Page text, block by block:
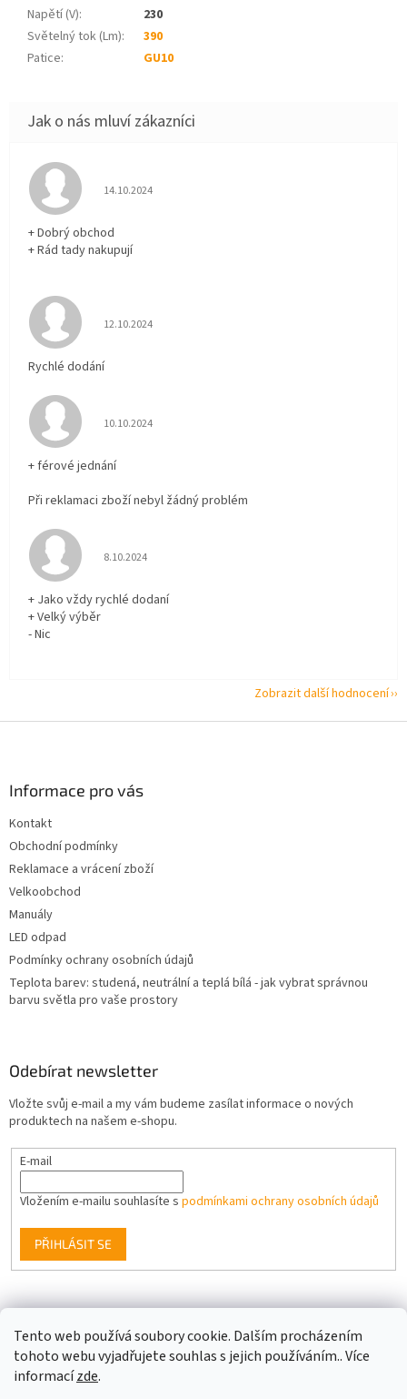
Tento web používá soubory cookie. Dalším procházením
tohoto webu vyjadřujete souhlas s jejich používáním.. Více
informacízde.
Napětí (V):
230
Světelný tok (Lm):
390
Patice: GU10
Hodnocení obchodu je 5 z 5 hvězdiček.
14.10.2024
+ Dobrý obchod
+ Rád tady nakupují
Hodnocení obchodu je 5 z 5 hvězdiček.
12.10.2024
Rychlé dodání
Hodnocení obchodu je 5 z 5 hvězdiček.
10.10.2024
+ férové jednání
Při reklamaci zboží nebyl žádný problém
Hodnocení obchodu je 5 z 5 hvězdiček.
8.10.2024
+ Jako vždy rychlé dodaní
+ Velký výběr
- Nic
Zobrazit další hodnocení
Informace pro vás
Kontakt
Obchodní podmínky
Reklamace a vrácení zboží
Velkoobchod
Manuály
LED odpad
Podmínky ochrany osobních údajů
Teplota barev: studená, neutrální a teplá bílá - jak vybrat správnou
barvu světla pro vaše prostory
Odebírat newsletter
Vložte svůj e-mail a my vám budeme zasílat informace o nových
produktech na našem e-shopu.
E-mail
Vložením e-mailu souhlasíte s podmínkami ochrany osobních údajů
PŘIHLÁSIT SE
Facebook